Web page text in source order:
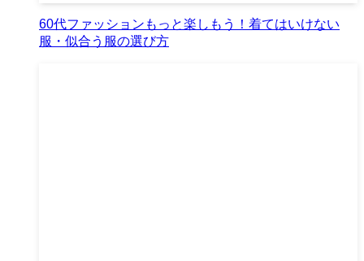
60代ファッションもっと楽しもう！着てはいけない
服・似合う服の選び方